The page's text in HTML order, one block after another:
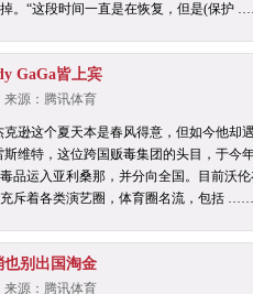
掉。“这段时间一直是在恢复，但是(保
GaGa皆上宾
来源：腾讯体育
逊这个夏天本是春风得意，但如今他却
维特，这位跨国贩毒集团的头目，于今
品运入亚利桑那，并分向全国。目前沃
充斥着各类演艺圈，体育圈名流，包括
也别出国淘金
来源：腾讯体育